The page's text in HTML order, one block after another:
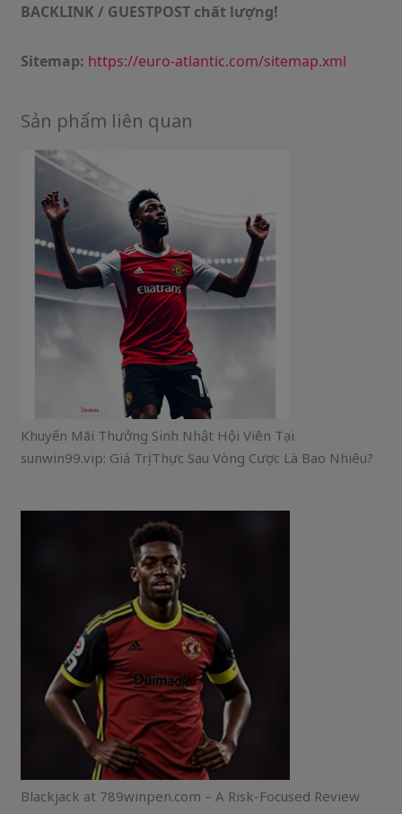
BACKLINK / GUESTPOST chất lượng!
Sitemap: https://euro-atlantic.com/sitemap.xml
Sản phẩm liên quan
Khuyến Mãi Thưởng Sinh Nhật Hội Viên Tại
sunwin99.vip: Giá Trị Thực Sau Vòng Cược Là Bao Nhiêu?
Blackjack at 789winpen.com – A Risk-Focused Review